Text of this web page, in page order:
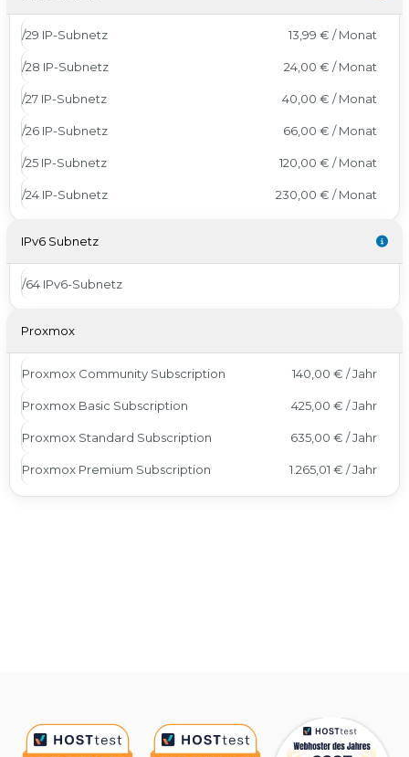
/29 IP-Subnetz 13,99 € / Monat
/28 IP-Subnetz 24,00 € / Monat
/27 IP-Subnetz 40,00 € / Monat
/26 IP-Subnetz 66,00 € / Monat
/25 IP-Subnetz 120,00 € / Monat
/24 IP-Subnetz 230,00 € / Monat
IPv6 Subnetz
/64 IPv6-Subnetz
Proxmox
Proxmox Community Subscription 140,00 € / Jahr
Proxmox Basic Subscription 425,00 € / Jahr
Proxmox Standard Subscription 635,00 € / Jahr
Proxmox Premium Subscription 1.265,01 € / Jahr